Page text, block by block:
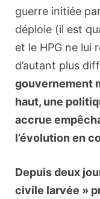
guerre initiée
déploie (il est
et le HPG ne lui
d’autant plus
gouvernement
haut, une
accrue
l’évolution en
Depuis deux
civile larvée »